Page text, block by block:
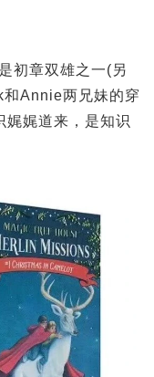
初章双雄之一(另
Annie两兄妹的穿
娓娓道来，是知识